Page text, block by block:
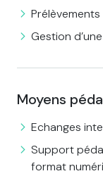
Prélèvements
Gestion
Moyens
Echanges
Support
format